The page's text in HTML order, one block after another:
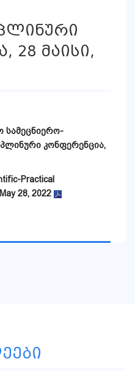
28 მაისი,
სამეცნიერო-
კონფერენცია,
Practical
28, 2022